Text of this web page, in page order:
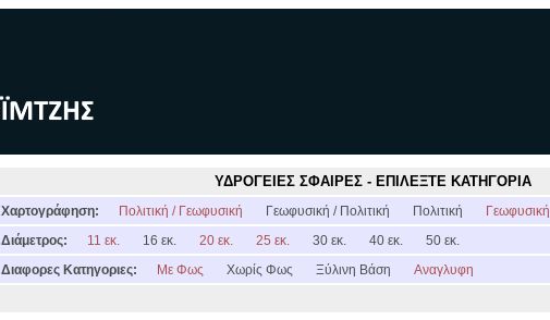
ΥΔΡΟΓΕΙΕΣ ΣΦΑΙΡΕΣ - ΕΠΙΛΕΞΤΕ ΚΑΤΗΓΟΡΙΑ
Χαρτογράφηση: Πολιτική / Γεωφυσική Γεωφυσική / Πολιτική Πολιτική Γεωφυσική
Διάμετρος:
11 εκ. 16 εκ. 20 εκ. 25 εκ. 30 εκ. 40 εκ.
50 εκ.
Διαφορες Κατηγοριες:
Με Φως Χωρίς Φως Ξύλινη Βάση Αναγλυφη